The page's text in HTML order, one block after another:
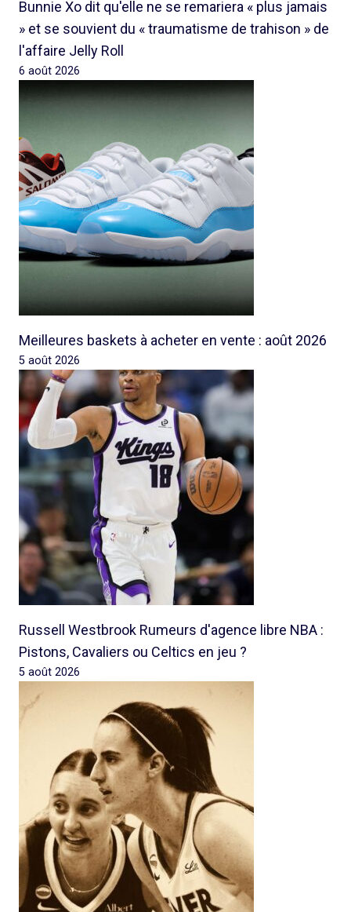
Bunnie Xo dit qu'elle ne se remariera « plus jamais
» et se souvient du « traumatisme de trahison » de
l'affaire Jelly Roll
6 août 2026
Meilleures baskets à acheter en vente : août 2026
5 août 2026
Russell Westbrook Rumeurs d'agence libre NBA :
Pistons, Cavaliers ou Celtics en jeu ?
5 août 2026